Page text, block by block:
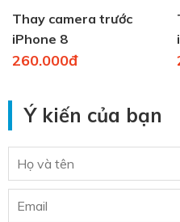
Thay camera trước
iPhone 8
260.000đ
Ý kiến của bạn